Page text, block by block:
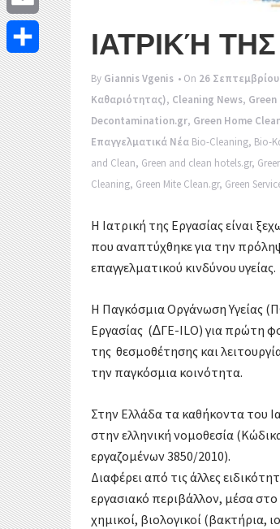
ΙΑΤΡΙΚΉ ΤΗΣ
By Giannis Vgenis • On 26
Καθαριότητας), Cleaning News, Green
Decontamination.gr, Green Home
Επαγγελματικά Νέα Bio-Cleaning, Bio-
and Clean, Green and clean hotels.gr,
Cleaning, Green Mite Clean.gr, Green
Η Ιατρική της Εργασίας είναι
που αναπτύχθηκε για την
επαγγελματικού κινδύνου υγείας.
Η Παγκόσμια Οργάνωση Υγείας
Εργασίας (∆ΓΕ-ILO) για πρώτη
της θεσμοθέτησης και
την παγκόσμια κοινότητα.
Στην Ελλάδα τα καθήκοντα του
στην ελληνική νομοθεσία
εργαζομένων 3850/2010).
Διαφέρει από τις άλλες
εργασιακό περιβάλλον, μέσα
χημικοί, βιολογικοί (βακτήρια,
c
e
b
o
o
k
w
i
t
t
e
r
E
m
a
i
l
Μ
ο
ι
ρ
α
σ
τ
ε
ί
τ
ε